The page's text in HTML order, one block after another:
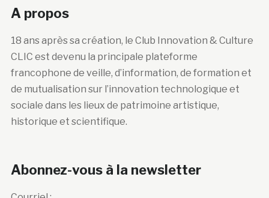
A propos
18 ans après sa création, le Club Innovation & Culture
CLIC est devenu la principale plateforme
francophone de veille, d’information, de formation et
de mutualisation sur l’innovation technologique et
sociale dans les lieux de patrimoine artistique,
historique et scientifique.
Abonnez-vous à la newsletter